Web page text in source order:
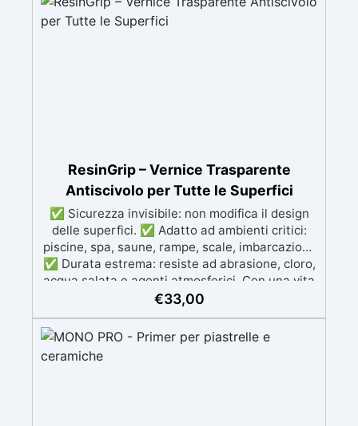
ResinGrip – Vernice Trasparente
Antiscivolo per Tutte le Superfici
✅ Sicurezza invisibile: non modifica il design
delle superfici. ✅ Adatto ad ambienti critici:
piscine, spa, saune, rampe, scale, imbarcazioni.
✅ Durata estrema: resiste ad abrasione, cloro,
acqua salata e agenti atmosferici. Con una vita
media di oltre 10 anni. ✅ Facile applicazione:
nche piccole crepe e difetti ✅ Soluzione
professionale e certificata con Dichiarazione di
€33,00